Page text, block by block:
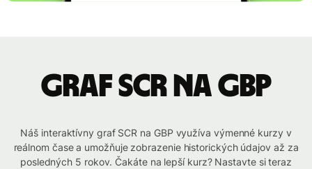
graf SCR na GBP
Náš interaktívny graf SCR na GBP využíva výmenné kurzy v
reálnom čase a umožňuje zobrazenie historických údajov až za
posledných 5 rokov. Čakáte na lepší kurz? Nastavte si teraz